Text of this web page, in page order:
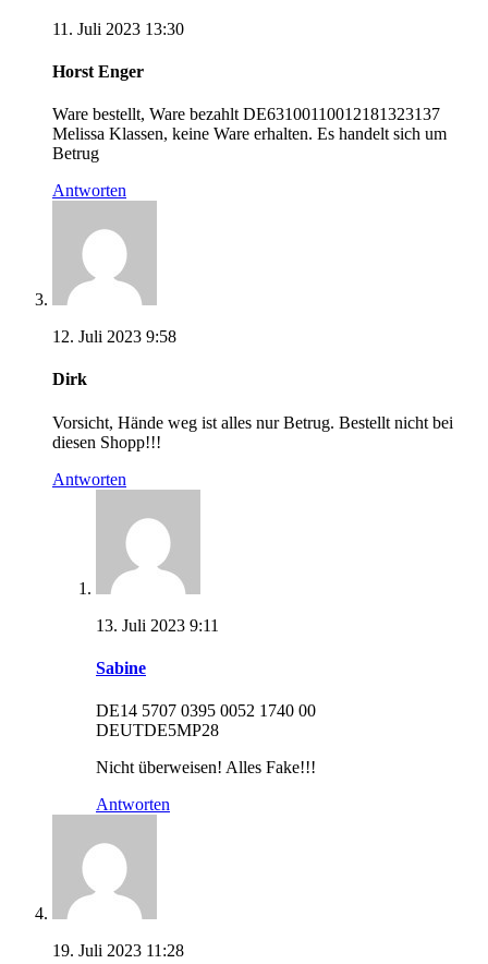
11. Juli 2023 13:30
Horst Enger
Ware bestellt, Ware bezahlt DE63100110012181323137
Melissa Klassen, keine Ware erhalten. Es handelt sich um
Betrug
Antworten
12. Juli 2023 9:58
Dirk
Vorsicht, Hände weg ist alles nur Betrug. Bestellt nicht bei
diesen Shopp!!!
Antworten
13. Juli 2023 9:11
Sabine
DE14 5707 0395 0052 1740 00
DEUTDE5MP28
Nicht überweisen! Alles Fake!!!
Antworten
19. Juli 2023 11:28